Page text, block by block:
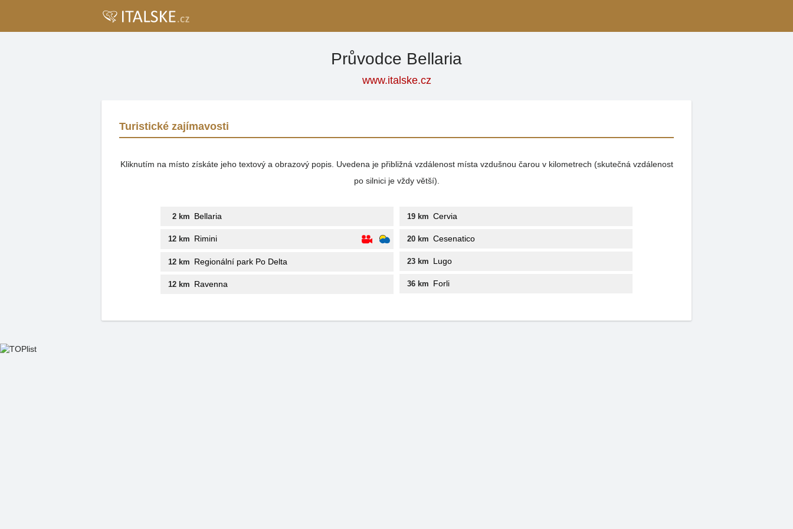
Průvodce Bellaria
www.italske.cz
Turistické zajímavosti
Kliknutím na místo získáte jeho textový a obrazový popis. Uvedena je přibližná vzdálenost místa vzdušnou čarou v kilometrech (skutečná vzdálenost
po silnici je vždy větší).
2 km Bellaria
12 km Rimini
12 km Regionální park Po Delta
12 km Ravenna
19 km Cervia
20 km Cesenatico
23 km Lugo
36 km Forli